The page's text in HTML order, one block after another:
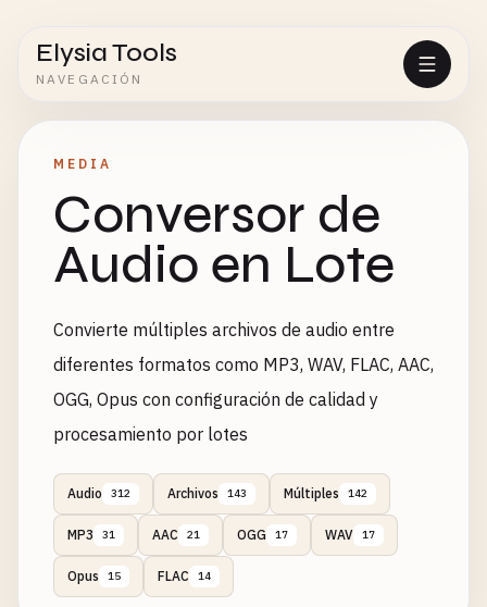
Elysia Tools
NAVEGACIÓN
MEDIA
Conversor de
Audio en Lote
Convierte múltiples archivos de audio entre
diferentes formatos como MP3, WAV, FLAC, AAC,
OGG, Opus con configuración de calidad y
procesamiento por lotes
Audio 312 Archivos 143 Múltiples 142
MP3 31 AAC 21 OGG 17 WAV 17
Opus 15 FLAC 14